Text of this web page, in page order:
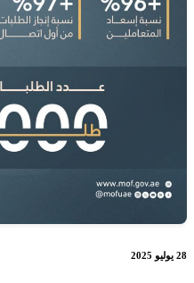
28 يوليو 2025